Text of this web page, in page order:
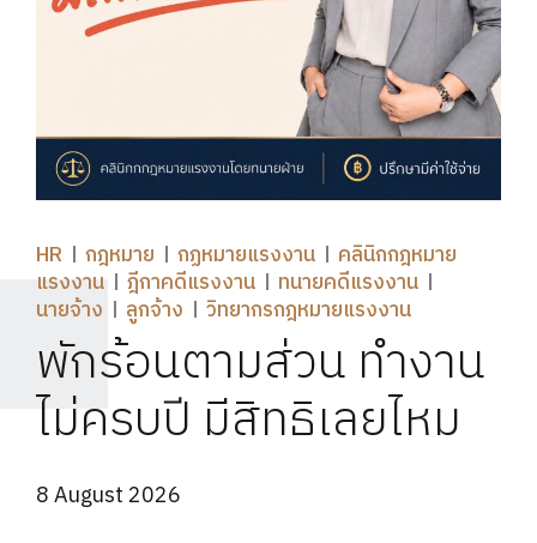
HR กฎหมาย กฏหมายแรงงาน
คลินิกกฎหมาย
แรงงาน
ฎีกาคดีแรงงาน
ทนายคดีแรงงาน
นายจ้าง
ลูกจ้าง วิทยากรกฎหมายแรงงาน
พักร้อนตามส่วน ทำงาน
ไม่ครบปี มีสิทธิเลยไหม
8 August 2026